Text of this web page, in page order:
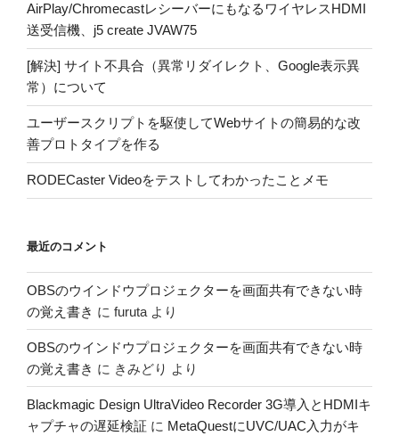
AirPlay/ChromecastレシーバーにもなるワイヤレスHDMI
送受信機、j5 create JVAW75
[解決] サイト不具合（異常リダイレクト、Google表示異
常）について
ユーザースクリプトを駆使してWebサイトの簡易的な改
善プロトタイプを作る
RODECaster Videoをテストしてわかったことメモ
最近のコメント
OBSのウインドウプロジェクターを画面共有できない時
の覚え書き に furuta より
OBSのウインドウプロジェクターを画面共有できない時
の覚え書き に きみどり より
Blackmagic Design UltraVideo Recorder 3G導入とHDMIキ
ャプチャの遅延検証 に MetaQuestにUVC/UAC入力がキ